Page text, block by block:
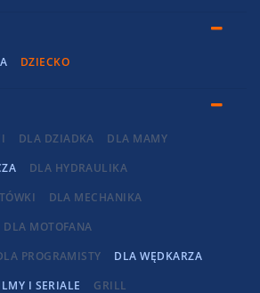
DZIECKO
DLA DZIADKA
DLA MAMY
DLA HYDRAULIKA
DLA MECHANIKA
DLA MOTOFANA
PROGRAMISTY
DLA WĘDKARZA
I SERIALE
GRILL